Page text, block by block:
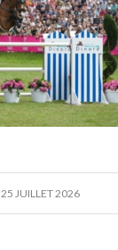
25 JUILLET 2026